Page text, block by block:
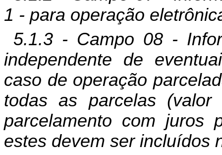
1 - para operação
5.1.3 - Campo 08 -
independente de
caso de operação
todas as parcelas
parcelamento com juros
estes devem ser incluídos